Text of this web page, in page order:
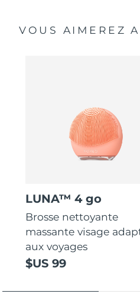
VOUS AIMEREZ
LUNA™ 4 go
Brosse nettoyante
massante visage
aux voyages
$US 99